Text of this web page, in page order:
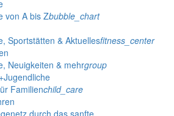
von A bis Zbubble_chart
Sportstätten & Aktuellesfitness_center
Neuigkeiten & mehrgroup
Familienchild_care
durch das sanfte